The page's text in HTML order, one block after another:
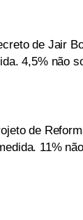
de Jair
4,5% não
de
11%